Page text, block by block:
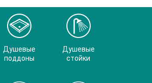
Душевые
поддоны
Душевые
стойки